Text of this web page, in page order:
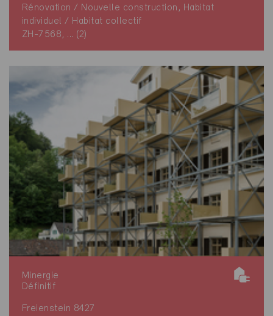
Rénovation / Nouvelle construction, Habitat
individuel / Habitat collectif
ZH-7568, ... (2)
Minergie
Définitif
Freienstein 8427